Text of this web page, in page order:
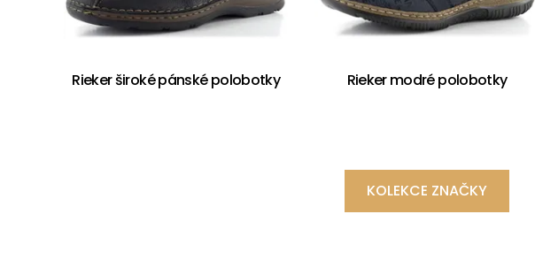
Rieker široké pánské polobotky Rieker modré polobotky
KOLEKCE ZNAČKY